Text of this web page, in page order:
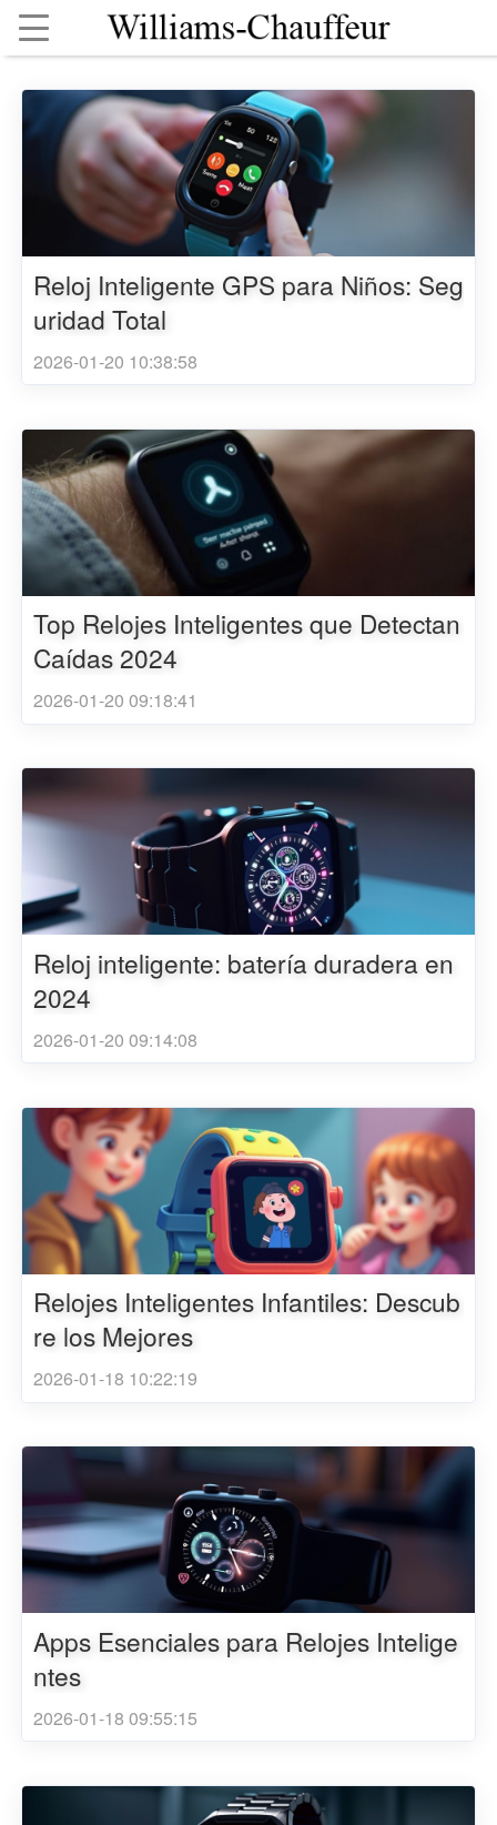
Reloj Inteligente GPS para Niños: Seg
uridad Total
2026-01-20 10:38:58
Top Relojes Inteligentes que Detectan
Caídas 2024
2026-01-20 09:18:41
Reloj inteligente: batería duradera en
2024
2026-01-20 09:14:08
Relojes Inteligentes Infantiles: Descub
re los Mejores
2026-01-18 10:22:19
Apps Esenciales para Relojes Intelige
ntes
2026-01-18 09:55:15